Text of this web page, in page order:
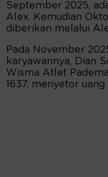
September 2025,
Alex. Kemudian
diberikan melalui
Pada November
karyawannya, Dian
Wisma Atlet
1637, menyetor